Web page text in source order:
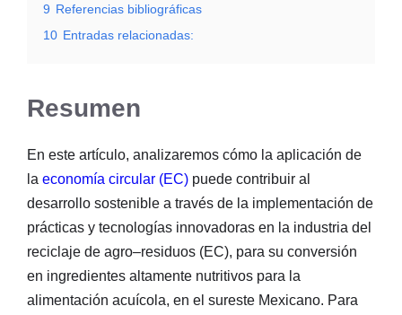
9 Referencias bibliográficas
10 Entradas relacionadas:
Resumen
En este artículo, analizaremos cómo la aplicación de
la economía circular (EC) puede contribuir al
desarrollo sostenible a través de la implementación de
prácticas y tecnologías innovadoras en la industria del
reciclaje de agro–residuos (EC), para su conversión
en ingredientes altamente nutritivos para la
alimentación acuícola, en el sureste Mexicano. Para